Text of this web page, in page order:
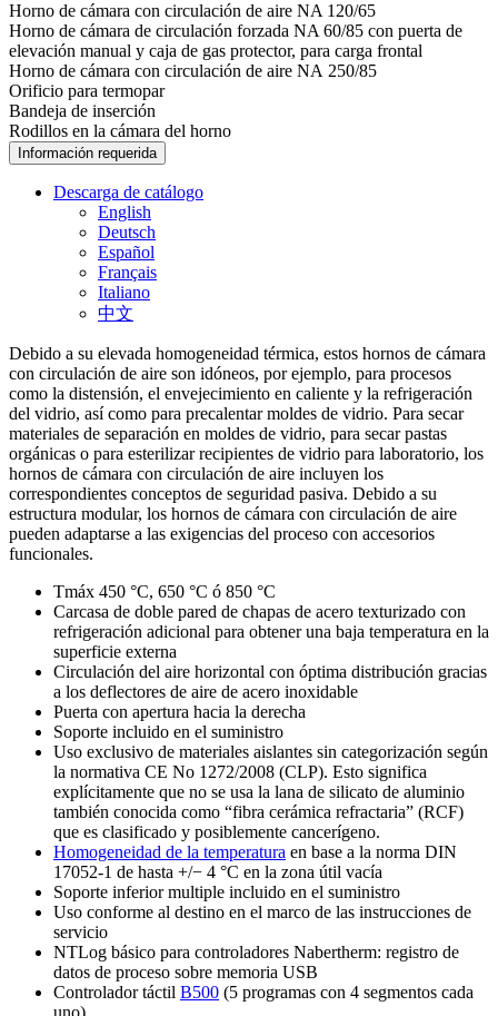
Horno de cámara con circulación de aire NA 120/65
Horno de cámara de circulación forzada NA 60/85 con puerta de
elevación manual y caja de gas protector, para carga frontal
Horno de cámara con circulación de aire NA 250/85
Orificio para termopar
Bandeja de inserción
Rodillos en la cámara del horno
Información requerida
Descarga de catálogo
English
Deutsch
Español
Français
Italiano
中文
Debido a su elevada homogeneidad térmica, estos hornos de cámara
con circulación de aire son idóneos, por ejemplo, para procesos
como la distensión, el envejecimiento en caliente y la refrigeración
del vidrio, así como para precalentar moldes de vidrio. Para secar
materiales de separación en moldes de vidrio, para secar pastas
orgánicas o para esterilizar recipientes de vidrio para laboratorio, los
hornos de cámara con circulación de aire incluyen los
correspondientes conceptos de seguridad pasiva. Debido a su
estructura modular, los hornos de cámara con circulación de aire
pueden adaptarse a las exigencias del proceso con accesorios
funcionales.
Tmáx 450 °C, 650 °C ó 850 °C
Carcasa de doble pared de chapas de acero texturizado con
refrigeración adicional para obtener una baja temperatura en la
superficie externa
Circulación del aire horizontal con óptima distribución gracias
a los deflectores de aire de acero inoxidable
Puerta con apertura hacia la derecha
Soporte incluido en el suministro
Uso exclusivo de materiales aislantes sin categorización según
la normativa CE No 1272/2008 (CLP). Esto significa
explícitamente que no se usa la lana de silicato de aluminio
también conocida como “fibra cerámica refractaria” (RCF)
que es clasificado y posiblemente cancerígeno.
Homogeneidad de la temperatura en base a la norma DIN
17052-1 de hasta +/− 4 °C en la zona útil vacía
Soporte inferior multiple incluido en el suministro
Uso conforme al destino en el marco de las instrucciones de
servicio
NTLog básico para controladores Nabertherm: registro de
datos de proceso sobre memoria USB
Controlador táctil B500 (5 programas con 4 segmentos cada